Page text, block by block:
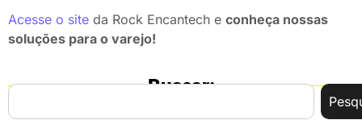
Acesse o site da Rock Encantech e conheça nossas
soluções para o varejo!
Buscar: